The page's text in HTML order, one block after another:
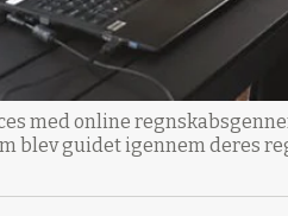
med online
blev guidet igennem deres